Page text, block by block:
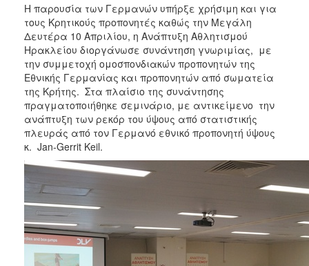
Η παρουσία των Γερμανών υπήρξε χρήσιμη και για
τους Κρητικούς προπονητές καθώς την Μεγάλη
Δευτέρα 10 Απριλίου, η Ανάπτυξη Αθλητισμού
Ηρακλείου διοργάνωσε συνάντηση γνωριμίας, με
την συμμετοχή ομοσπονδιακών προπονητών της
Εθνικής Γερμανίας και προπονητών από σωματεία
της Κρήτης. Στα πλαίσιο της συνάντησης
πραγματοποιήθηκε σεμινάριο, με αντικείμενο την
ανάπτυξη των ρεκόρ του ύψους από στατιστικής
πλευράς από τον Γερμανό εθνικό προπονητή ύψους
κ. Jan-Gerrit Keil.